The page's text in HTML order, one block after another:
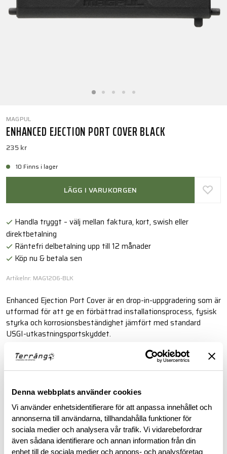
Denna webbplats använder cookies
Vi använder enhetsidentifierare för att anpassa innehållet och
annonserna till användarna, tillhandahålla funktioner för
sociala medier och analysera vår trafik. Vi vidarebefordrar
även sådana identifierare och annan information från din
enhet till de sociala medier och annons- och analysföretag
MAGPUL
ENHANCED EJECTION PORT COVER BLACK
235 kr
10 Finns i lager
LÄGG I VARUKORGEN
Handla tryggt – välj mellan faktura, kort, swish eller
direktbetalning
Räntefri delbetalning upp till 12 månader
Köp nu & betala sen
Artikelnr: MAG1206-BLK
Enhanced Ejection Port Cover är en drop-in-uppgradering som är
utformad för att ge en förbättrad installationsprocess, fysisk
styrka och korrosionsbeständighet jämfört med standard
USGI-utkastningsportskyddet.
Läs mer
BESKRIVNING
RECENSIONER